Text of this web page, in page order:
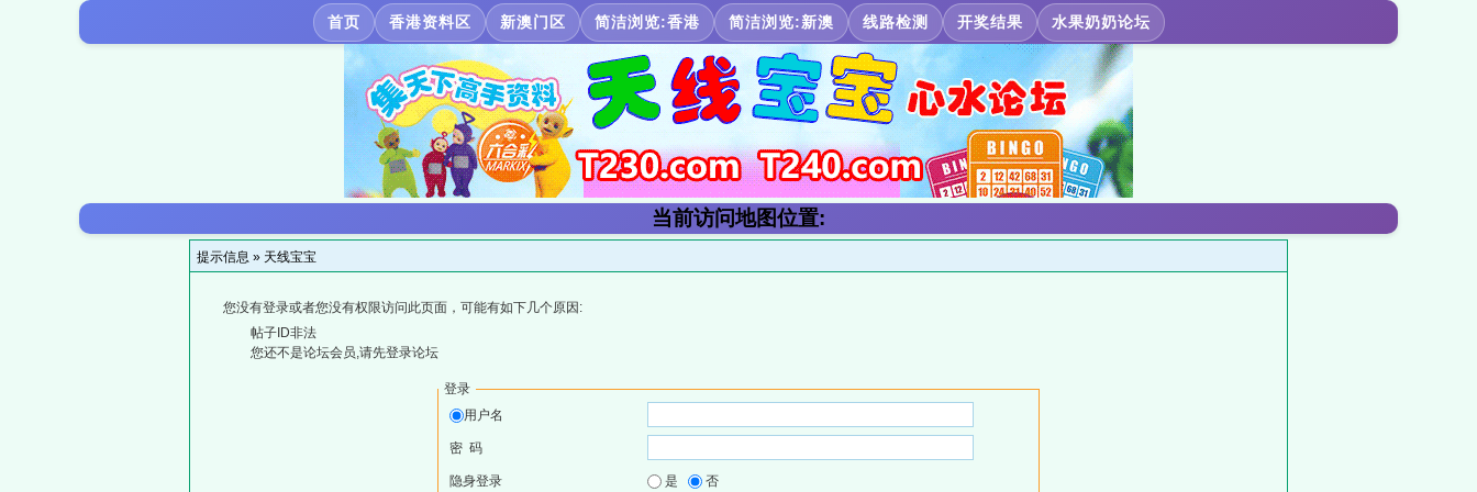
首页 香港资料区 新澳门区 简洁浏览:香港 简洁浏览:新澳 线路检测 开奖结果 水果奶奶论坛
当前访问地图位置:
提示信息 » 天线宝宝
您没有登录或者您没有权限访问此页面，可能有如下几个原因:
帖子ID非法
您还不是论坛会员,请先登录论坛
登录
用户名
密 码
隐身登录 是 否